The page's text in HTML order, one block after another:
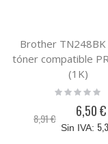
Brother
tóner compatible
(1K)
Rating:
8,91 € 6,50 €